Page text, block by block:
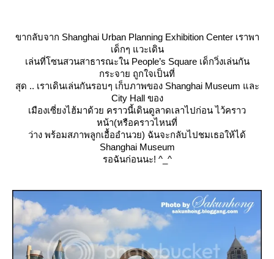
ขากลับจาก Shanghai Urban Planning Exhibition Center เราพา
เด็กๆ แวะเดิน
เล่นที่โซนสวนสาธารณะใน People’s Square เด็กวิ่งเล่นกัน
กระจาย ถูกใจเป็นที่
สุด .. เราเดินเล่นกันรอบๆ เก็บภาพของ Shanghai Museum และ
City Hall ของ
เมืองเซี่ยงไฮ้มาด้วย คราวนี้เดินดูลาดเลาไปก่อน ไว้คราว
หน้า(หรือคราวไหนที่
ว่าง พร้อมสภาพลูกเอื้ออำนวย) ฉันจะกลับไปชมเธอให้ได้
Shanghai Museum
รอฉันก่อนนะ! ^_^